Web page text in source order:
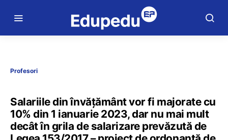
Profesori
Salariile din învățământ vor fi majorate cu
10% din 1 ianuarie 2023, dar nu mai mult
decât în grila de salarizare prevăzută de